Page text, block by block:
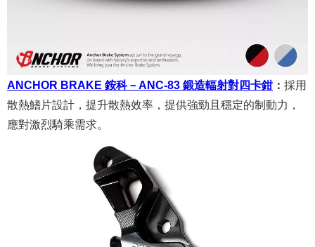
ANCHOR BRAKE 銨科－ANC-83 鍛造輻射對四卡鉗： 採用
散熱鰭片設計，提升散熱效率，提供強勁且穩定的制動力，
應對激烈騎乘需求。